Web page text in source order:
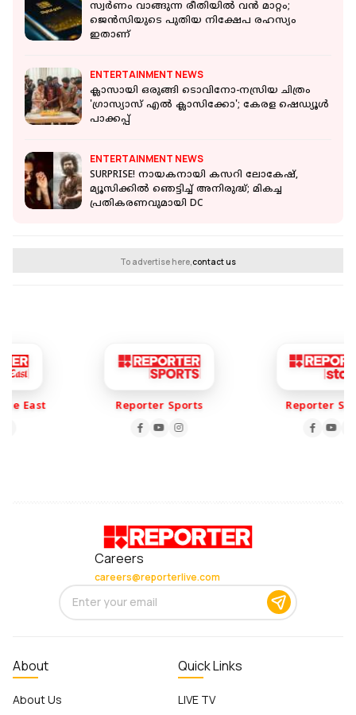
സ്വര്‍ണം വാങ്ങുന്ന രീതിയില്‍ വന്‍ മാറ്റം;
ജെന്‍സിയുടെ പുതിയ നിക്ഷേപ രഹസ്യം
ഇതാണ്
ENTERTAINMENT NEWS
ക്ലാസായി ഒരുങ്ങി ടൊവിനോ-നസ്രിയ ചിത്രം
'ഗ്രാസ്യാസ് എൽ ക്ലാസിക്കോ'; കേരള ഷെഡ്യൂൾ
പാക്കപ്പ്
ENTERTAINMENT NEWS
SURPRISE! നായകനായി കസറി ലോകേഷ്,
മ്യൂസിക്കിൽ ഞെട്ടിച്ച് അനിരുദ്ധ്; മികച്ച
പ്രതികരണവുമായി DC
To advertise here,contact us
East Reporter Sports Reporter
Careers
careers@reporterlive.com
About
About Us
Quick Links
LIVE TV